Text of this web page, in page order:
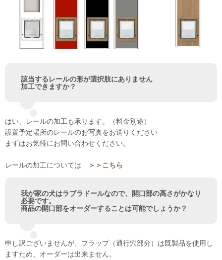
該当するレールの形が選択肢にありません
加工できますか？
はい、レールの加工も承ります。（料金別途）
設置予定場所のレールのお写真をお送りください
まずはお気軽にお問い合わせください。
レールの加工については ＞＞こちら
我が家の犬はラブラドールなので、開口部の高さがかなり
必要です。
商品の開口部をオーダーすることは可能でしょうか？
申し訳ございませんが、フラップ（通行穴部分）は既製品を使用し
ますため、オーダーは出来ません。